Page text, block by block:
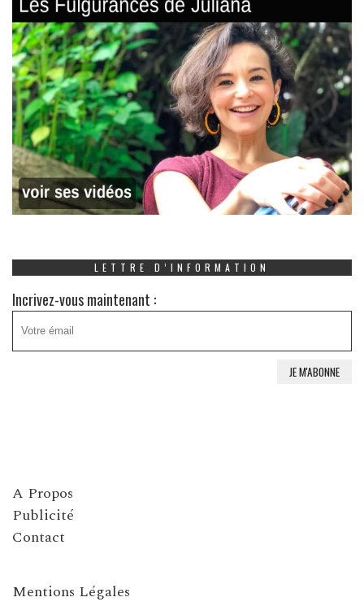
LETTRE D’INFORMATION
Incrivez-vous maintenant :
A Propos
Publicité
Contact
Mentions Légales